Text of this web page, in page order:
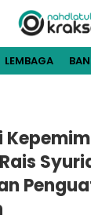
NU
Resmi
LEMBAGA